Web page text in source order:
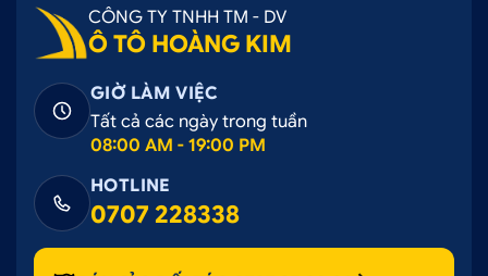
CÔNG TY TNHH TM - DV
Ô TÔ HOÀNG KIM
GIỜ LÀM VIỆC
Tất cả các ngày trong tuần
08:00 AM - 19:00 PM
HOTLINE
0707 228338